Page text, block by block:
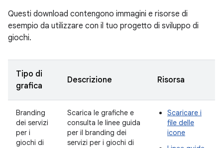
Questi download contengono immagini e risorse di
esempio da utilizzare con il tuo progetto di sviluppo di
giochi.
Tipo di
grafica
Descrizione Risorsa
Branding
dei servizi
per i
giochi di
Scarica le grafiche e
consulta le linee guida
per il branding dei
servizi per i giochi di
Scaricare i
file delle
icone